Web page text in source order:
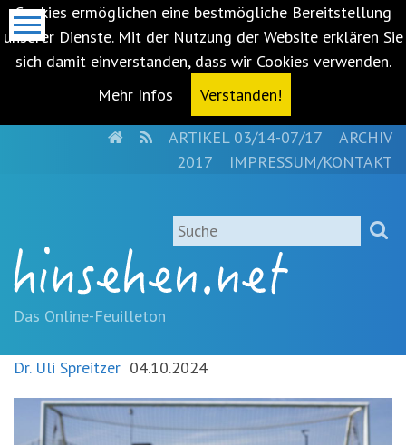
Cookies ermöglichen eine bestmögliche Bereitstellung
unserer Dienste. Mit der Nutzung der Website erklären Sie
sich damit einverstanden, dass wir Cookies verwenden.
Mehr Infos
Verstanden!
springen
(Accesskey
'1')Zur
springen
(Accesskey
Zur
HOMERSSARTIKEL 03/14-07/17
ARCHIV
2017
IMPRESSUM/KONTAKT
Suche
Das Online-Feuilleton
Dr. Uli Spreitzer 04.10.2024